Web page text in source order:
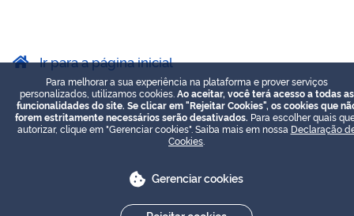
Ir para a página inicial
Para melhorar a sua experiência na plataforma e prover serviços
personalizados, utilizamos cookies. Ao aceitar, você terá acesso a todas as
funcionalidades do site. Se clicar em "Rejeitar Cookies", os cookies que
forem estritamente necessários serão desativados. Para escolher quais
autorizar, clique em "Gerenciar cookies". Saiba mais em nossa Declaração
Cookies
Gerenciar cookies